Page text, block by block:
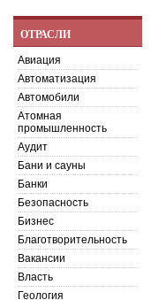
ОТРАСЛИ
Авиация
Автоматизация
Автомобили
Атомная
промышленность
Аудит
Бани и сауны
Банки
Безопасность
Бизнес
Благотворительность
Вакансии
Власть
Геология